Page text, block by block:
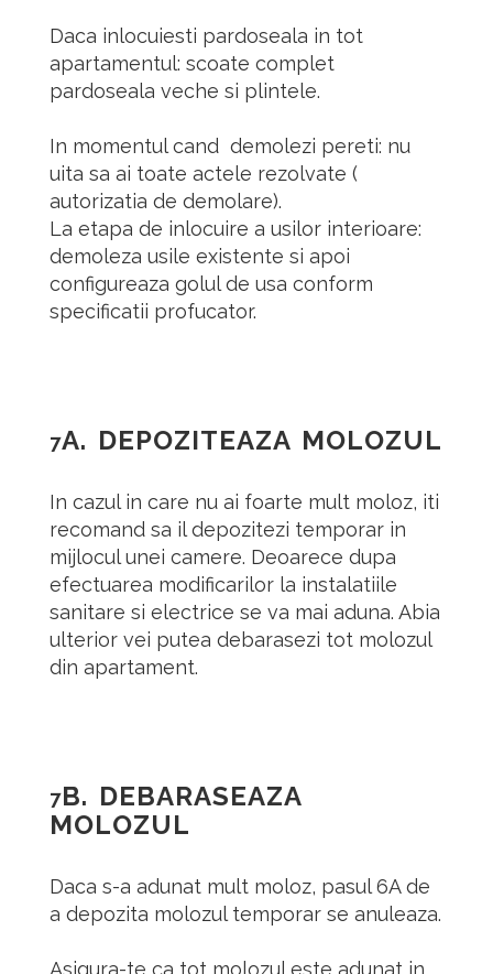
Daca inlocuiesti pardoseala in tot
apartamentul: scoate complet
pardoseala veche si plintele.
In momentul cand demolezi pereti: nu
uita sa ai toate actele rezolvate (
autorizatia de demolare).
La etapa de inlocuire a usilor interioare:
demoleza usile existente si apoi
configureaza golul de usa conform
specificatii profucator.
7A. DEPOZITEAZA MOLOZUL
In cazul in care nu ai foarte mult moloz, iti
recomand sa il depozitezi temporar in
mijlocul unei camere. Deoarece dupa
efectuarea modificarilor la instalatiile
sanitare si electrice se va mai aduna. Abia
ulterior vei putea debarasezi tot molozul
din apartament.
7B. DEBARASEAZA
MOLOZUL
Daca s-a adunat mult moloz, pasul 6A de
a depozita molozul temporar se anuleaza.